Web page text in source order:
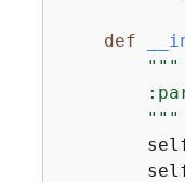
def
"""
        """